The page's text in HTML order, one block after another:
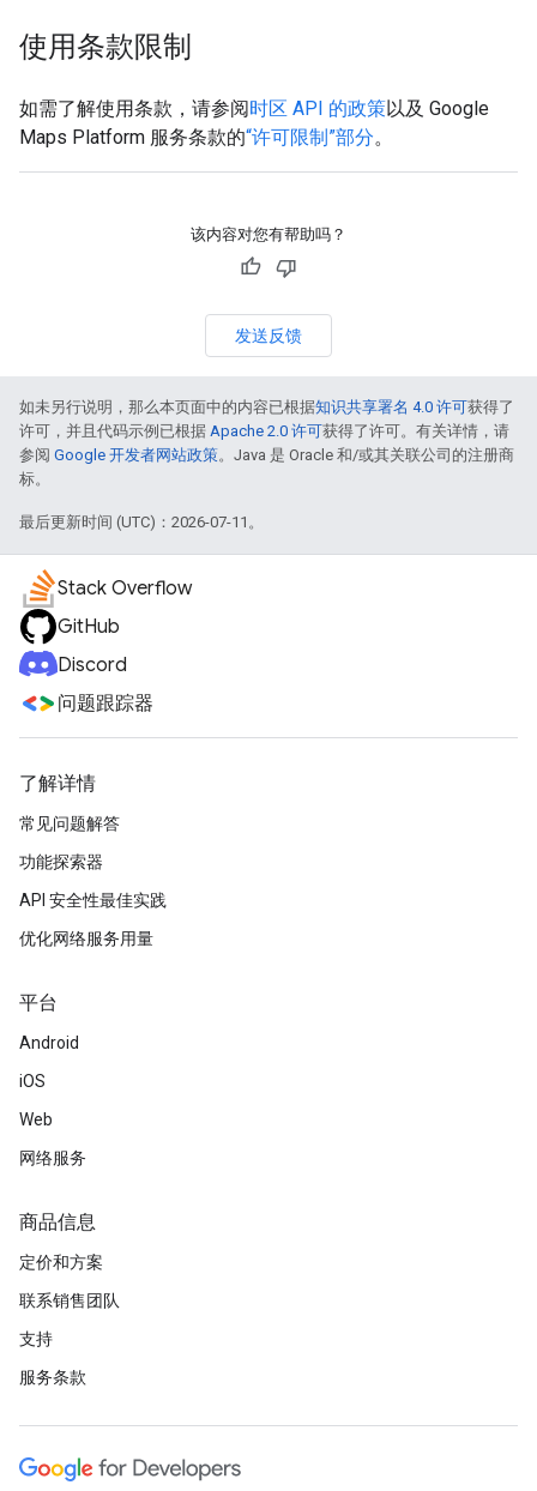
使用条款限制
如需了解使用条款，请参阅时区 API 的政策以及 Google
Maps Platform 服务条款的“许可限制”部分。
该内容对您有帮助吗？
发送反馈
如未另行说明，那么本页面中的内容已根据知识共享署名 4.0 许可获得了
许可，并且代码示例已根据 Apache 2.0 许可获得了许可。有关详情，请
参阅 Google 开发者网站政策。Java 是 Oracle 和/或其关联公司的注册商
标。
最后更新时间 (UTC)：2026-07-11。
Stack Overflow
GitHub
Discord
问题跟踪器
了解详情
常见问题解答
功能探索器
API 安全性最佳实践
优化网络服务用量
平台
Android
iOS
Web
网络服务
商品信息
定价和方案
联系销售团队
支持
服务条款